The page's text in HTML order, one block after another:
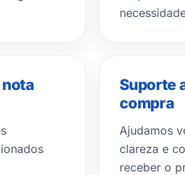
Suporte
compra
Ajudamos
clareza e
receber o